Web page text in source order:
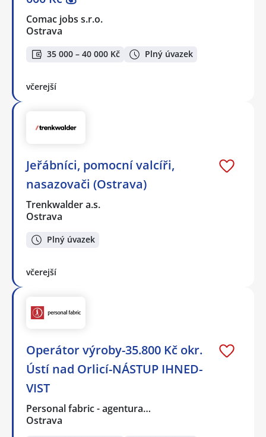
Comac jobs s.r.o.
Ostrava
35 000 – 40 000 Kč Plný úvazek
včerejší
Jeřábníci, pomocní valcíři,
nasazovači (Ostrava)
Trenkwalder a.s.
Ostrava
Plný úvazek
včerejší
Operátor výroby-35.800 Kč okr.
Ústí nad Orlicí-NÁSTUP IHNED-
VIST
Personal fabric - agentura…
Ostrava